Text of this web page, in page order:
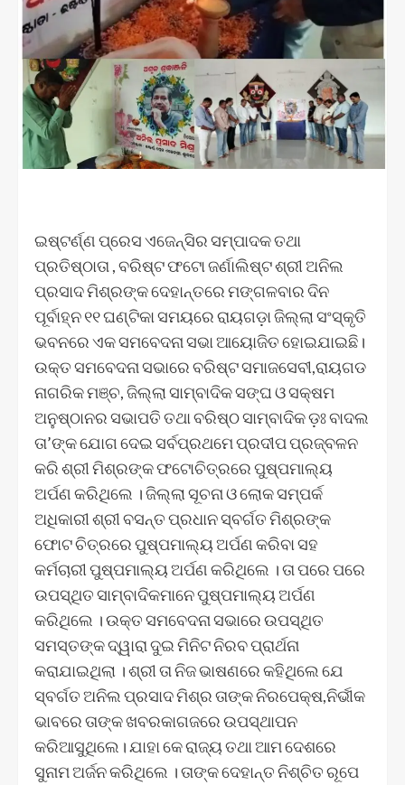
ଇଷ୍ଟର୍ଣ୍ଣ ପ୍ରେସ ଏଜେନ୍ସିର ସମ୍ପାଦକ ତଥା
ପ୍ରତିଷ୍ଠାତା , ବରିଷ୍ଟ ଫଟୋ ଜର୍ଣାଲିଷ୍ଟ ଶ୍ରୀ ଅନିଲ
ପ୍ରସାଦ ମିଶ୍ରଙ୍କ ଦେହାନ୍ତରେ ମଙ୍ଗଳବାର ଦିନ
ପୂର୍ବାହ୍ନ ୧୧ ଘଣ୍ଟିକା ସମୟରେ ରାୟଗଡ଼ା ଜିଲ୍ଲା ସଂସ୍କୃତି
ଭବନରେ ଏକ ସମବେଦନା ସଭା ଆୟୋଜିତ ହୋଇଯାଇଛି।
ଉକ୍ତ ସମବେଦନା ସଭାରେ ବରିଷ୍ଟ ସମାଜସେବୀ,ରାୟଗଡ
ନାଗରିକ ମଞ୍ଚ, ଜିଲ୍ଲା ସାମ୍ବାଦିକ ସଙ୍ଘ ଓ ସକ୍ଷମ
ଅନୁଷ୍ଠାନର ସଭାପତି ତଥା ବରିଷ୍ଠ ସାମ୍ବାଦିକ ଡ଼ଃ ବାଦଲ
ତା’ଙ୍କ ଯୋଗ ଦେଇ ସର୍ବପ୍ରଥମେ ପ୍ରଦୀପ ପ୍ରଜ୍ବଳନ
କରି ଶ୍ରୀ ମିଶ୍ରଙ୍କ ଫଟୋଚିତ୍ରରେ ପୁଷ୍ପମାଲ୍ୟ
ଅର୍ପଣ କରିଥିଲେ । ଜିଲ୍ଲା ସୂଚନା ଓ ଲୋକ ସମ୍ପର୍କ
ଅଧିକାରୀ ଶ୍ରୀ ବସନ୍ତ ପ୍ରଧାନ ସ୍ବର୍ଗତ ମିଶ୍ରଙ୍କ
ଫୋଟ ଚିତ୍ରରେ ପୁଷ୍ପମାଲ୍ୟ ଅର୍ପଣ କରିବା ସହ
କର୍ମଚାରୀ ପୁଷ୍ପମାଲ୍ୟ ଅର୍ପଣ କରିଥିଲେ । ତା ପରେ ପରେ
ଉପସ୍ଥିତ ସାମ୍ବାଦିକମାନେ ପୁଷ୍ପମାଲ୍ୟ ଅର୍ପଣ
କରିଥିଲେ । ଉକ୍ତ ସମବେଦନା ସଭାରେ ଉପସ୍ଥିତ
ସମସ୍ତଙ୍କ ଦ୍ୱାରା ଦୁଇ ମିନିଟ ନିରବ ପ୍ରାର୍ଥନା
କରାଯାଇଥିଲା । ଶ୍ରୀ ତା ନିଜ ଭାଷଣରେ କହିଥିଲେ ଯେ
ସ୍ବର୍ଗତ ଅନିଲ ପ୍ରସାଦ ମିଶ୍ର ତାଙ୍କ ନିରପେକ୍ଷ,ନିର୍ଭୀକ
ଭାବରେ ତାଙ୍କ ଖବରକାଗଜରେ ଉପସ୍ଥାପନ
କରିଆସୁଥିଲେ। ଯାହା କେ ରାଜ୍ୟ ତଥା ଆମ ଦେଶରେ
ସୁନାମ ଅର୍ଜନ କରିଥିଲେ । ତାଙ୍କ ଦେହାନ୍ତ ନିଶ୍ଚିତ ରୂପେ